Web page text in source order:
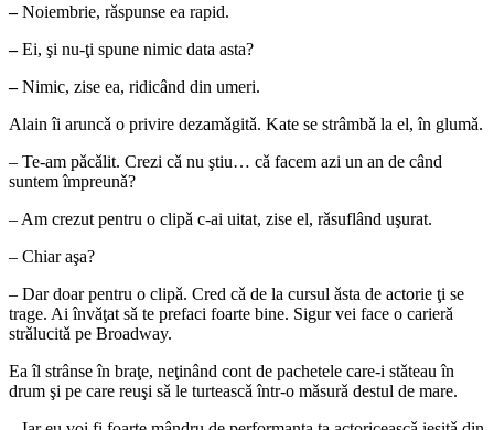
–Noiembrie, rǎspunse ea rapid.
–Ei, şi nu-ţi spune nimic data asta?
–Nimic, zise ea, ridicând din umeri.
Alain îi aruncǎ o privire dezamǎgitǎ. Kate se strâmbǎ la el, în glumǎ.
– Te-am pǎcǎlit. Crezi cǎ nu ştiu… cǎ facem azi un an de când
suntem împreunǎ?
– Am crezut pentru o clipǎ c-ai uitat, zise el, rǎsuflând uşurat.
– Chiar aşa?
– Dar doar pentru o clipǎ. Cred cǎ de la cursul ǎsta de actorie ţi se
trage. Ai învǎţat sǎ te prefaci foarte bine. Sigur vei face o carierǎ
strǎlucitǎ pe Broadway.
Ea îl strânse în braţe, neţinând cont de pachetele care-i stǎteau în
drum şi pe care reuşi sǎ le turteascǎ într-o mǎsurǎ destul de mare.